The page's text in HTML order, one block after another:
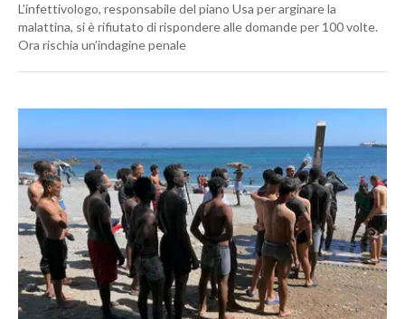
L’infettivologo, responsabile del piano Usa per arginare la
malattina, si è rifiutato di rispondere alle domande per 100 volte.
Ora rischia un’indagine penale